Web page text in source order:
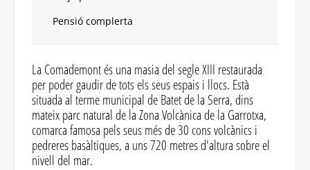
Pensió complerta
La Comademont és una masia del segle XIII restaurada
per poder gaudir de tots els seus espais i llocs. Està
situada al terme municipal de Batet de la Serra, dins
mateix parc natural de la Zona Volcànica de la Garrotxa,
comarca famosa pels seus més de 30 cons volcànics i
pedreres basàltiques, a uns 720 metres d'altura sobre el
nivell del mar.